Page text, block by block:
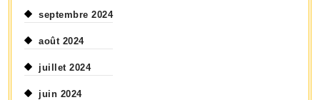
septembre 2024
août 2024
juillet 2024
juin 2024